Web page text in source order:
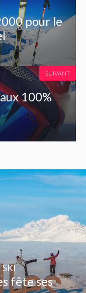
pour le
100%
SUIVANT
fête ses
SKI